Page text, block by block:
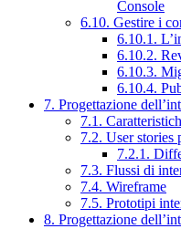
Console
6.10. Gestire i
6.10.1.
6.10.2.
6.10.3.
6.10.4.
7. Progettazione
7.1.
7.2. User stories
7.2.1.
7.3. Flussi di
7.4. Wireframe
7.5. Prototipi
8. Progettazione